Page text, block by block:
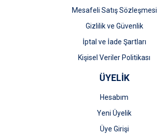
Mesafeli Satış Sözleşmesi
Gizlilik ve Güvenlik
İptal ve İade Şartları
Kişisel Veriler Politikası
ÜYELİK
Hesabım
Yeni Üyelik
Üye Girişi